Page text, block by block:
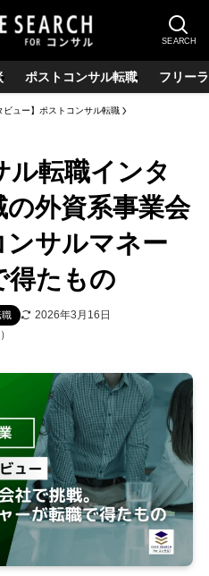
SEARCH
ポストコンサル転職 フリー
ビュー】ポストコンサル転職
ル転職インタ
外資系事業会
ンサルマネー
得たもの
職
2026年3月16日